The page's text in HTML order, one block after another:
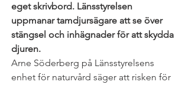
eget skrivbord. Länsstyrelsen
uppmanar tamdjursägare att se över
stängsel och inhägnader för att skydda
djuren.
Arne Söderberg på Länsstyrelsens
enhet för naturvård säger att risken för